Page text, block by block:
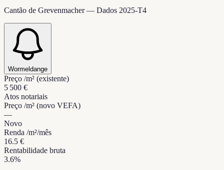
Cantão de Grevenmacher — Dados 2025-T4
Wormeldange
Preço /m² (existente)
5 500 €
Atos notariais
Preço /m² (novo VEFA)
—
Novo
Renda /m²/mês
16.5 €
Rentabilidade bruta
3.6%